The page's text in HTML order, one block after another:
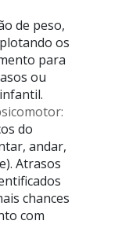
de peso,
os
para
ou
do
andar,
Atrasos
chances
com